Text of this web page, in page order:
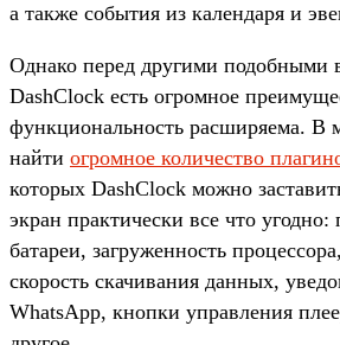
а также события из календаря и
Однако перед другими подобными
DashClock есть огромное
функциональность расширяема. В
найти огромное количество
которых DashClock можно
экран практически все что угодно:
батареи, загруженность
скорость скачивания данных,
WhatsApp, кнопки управления